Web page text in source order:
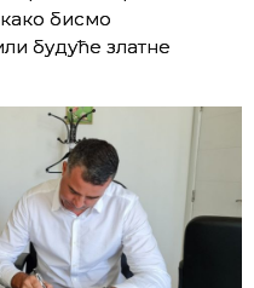
бисмо
будуће златне